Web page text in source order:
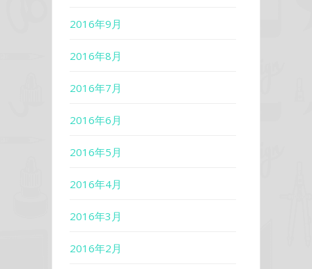
2016年9月
2016年8月
2016年7月
2016年6月
2016年5月
2016年4月
2016年3月
2016年2月